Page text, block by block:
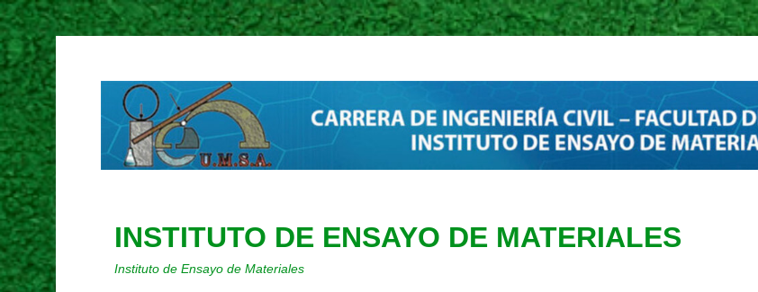
INSTITUTO DE ENSAYO DE MATERIALES
Instituto de Ensayo de Materiales